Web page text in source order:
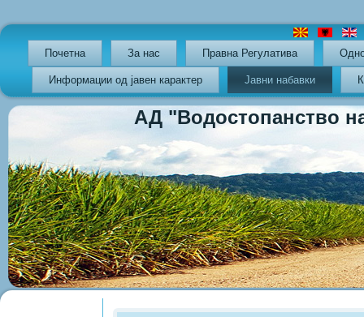
Почетна За нас Правна Регулатива
Информации од јавен карактер Јавни набавки
АД "Водостопанство на